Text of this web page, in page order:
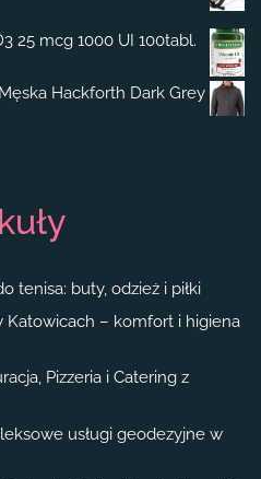
25 mcg 1000 UI 100tabl.
Hackforth Dark Grey
tenisa: buty, odzież i piłki
– komfort i higiena
Pizzeria i Catering z
usługi geodezyjne w